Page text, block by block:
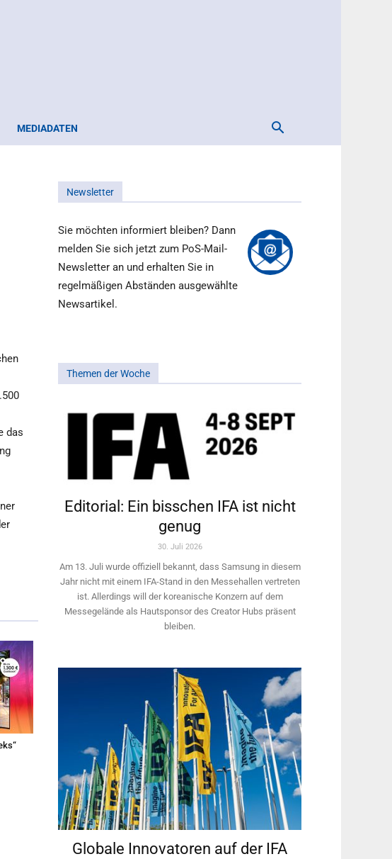
MEDIADATEN
das
Newsletter
Sie möchten informiert bleiben? Dann
melden Sie sich jetzt zum PoS-Mail-
Newsletter an und erhalten Sie in
regelmäßigen Abständen ausgewählte
Newsartikel.
Themen der Woche
Editorial: Ein bisschen IFA ist nicht
genug
30. Juli 2026
Am 13. Juli wurde offiziell bekannt, dass Samsung in diesem
Jahr nicht mit einem IFA-Stand in den Messehallen vertreten
ist. Allerdings will ­der koreanische Konzern auf dem
Messegelände als Hautsponsor des Creator Hubs präsent
bleiben.
Globale Innovatoren auf der IFA